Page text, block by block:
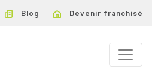
Blog Devenir franchisé